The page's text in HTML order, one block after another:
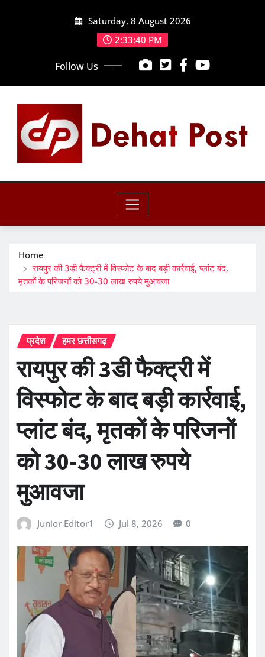
Saturday, 8 August 2026
2:33:42 PM
Follow Us
Home
रायपुर की 3डी फैक्ट्री में विस्फोट के बाद बड़ी कार्रवाई, प्लांट बंद,
मृतकों के परिजनों को 30-30 लाख रुपये मुआवजा
प्रदेश हमर छत्तीसगढ़
रायपुर की 3डी फैक्ट्री में
विस्फोट के बाद बड़ी कार्रवाई,
प्लांट बंद, मृतकों के परिजनों
को 30-30 लाख रुपये
मुआवजा
Junior Editor1 Jul 8, 2026 0